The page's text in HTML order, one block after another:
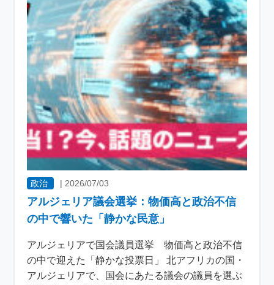
政治 | 2026/07/03
アルジェリア議会選挙：物価高と政治不信
の中で響いた「静かな民意」
アルジェリアで国会議員選挙 物価高と政治不信
の中で迎えた「静かな投票日」 北アフリカの国・
アルジェリアで、国会にあたる議会の議員を選ぶ